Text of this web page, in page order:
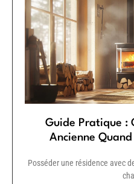
Guide Pratique :
Ancienne
Posséder une résidence avec